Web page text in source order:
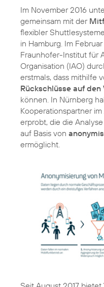
Im November 2016
gemeinsam mit der
flexibler
in Hamburg. Im
Fraunhofer-Institut für
Organisation (IAO)
erstmals, dass mithilfe
Rückschlüsse auf den
können. In Nürnberg
Kooperationspartner
erprobt, die die
auf Basis von
ermöglicht.